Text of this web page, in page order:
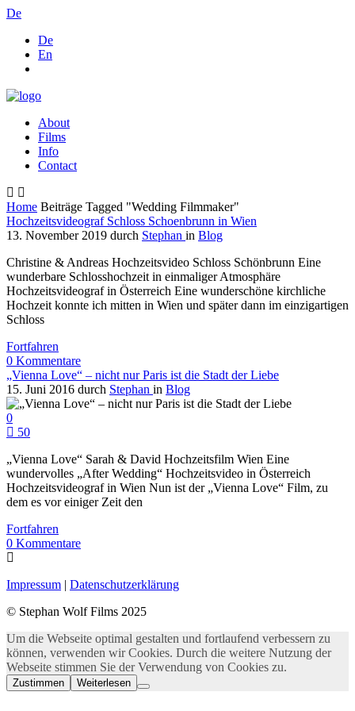
De
De
En
About
Films
Info
Contact
Home Beiträge Tagged "Wedding Filmmaker"
Hochzeitsvideograf Schloss Schoenbrunn in Wien
13. November 2019 durch Stephan in Blog
Christine & Andreas Hochzeitsvideo Schloss Schönbrunn Eine
wunderbare Schlosshochzeit in einmaliger Atmosphäre
Hochzeitsvideograf in Österreich Eine wunderschöne kirchliche
Hochzeit konnte ich mitten in Wien und später dann im einzigartigen
Schloss
Fortfahren
0 Kommentare
„Vienna Love“ – nicht nur Paris ist die Stadt der Liebe
15. Juni 2016 durch Stephan in Blog
0
50
„Vienna Love“ Sarah & David Hochzeitsfilm Wien Eine
wundervolles „After Wedding“ Hochzeitsvideo in Österreich
Hochzeitsvideograf in Wien Nun ist der „Vienna Love“ Film, zu
dem es vor einiger Zeit den
Fortfahren
0 Kommentare
Impressum | Datenschutzerklärung
© Stephan Wolf Films 2025
Um die Webseite optimal gestalten und fortlaufend verbessern zu
können, verwenden wir Cookies. Durch die weitere Nutzung der
Webseite stimmen Sie der Verwendung von Cookies zu.
Zustimmen Weiterlesen